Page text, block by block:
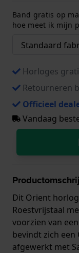
Band gratis op
hoe meet ik mijn
Horloges
Retourneren
Officieel
Vandaag
Dit Orient
Roestvrijstaal
voorzien van
bevindt zich
afgewerkt met